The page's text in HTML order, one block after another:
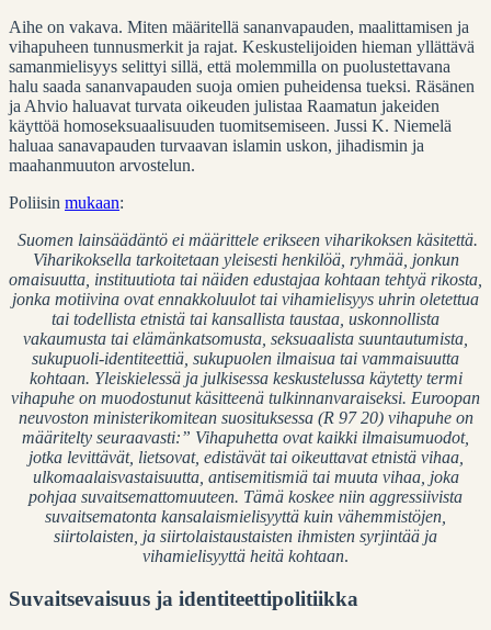
Aihe on vakava. Miten määritellä sananvapauden, maalittamisen ja
vihapuheen tunnusmerkit ja rajat. Keskustelijoiden hieman yllättävä
samanmielisyys selittyi sillä, että molemmilla on puolustettavana
halu saada sananvapauden suoja omien puheidensa tueksi. Räsänen
ja Ahvio haluavat turvata oikeuden julistaa Raamatun jakeiden
käyttöä homoseksuaalisuuden tuomitsemiseen. Jussi K. Niemelä
haluaa sanavapauden turvaavan islamin uskon, jihadismin ja
maahanmuuton arvostelun.
Poliisin mukaan:
Suomen lainsäädäntö ei määrittele erikseen viharikoksen käsitettä.
Viharikoksella tarkoitetaan yleisesti henkilöä, ryhmää, jonkun
omaisuutta, instituutiota tai näiden edustajaa kohtaan tehtyä rikosta,
jonka motiivina ovat ennakkoluulot tai vihamielisyys uhrin oletettua
tai todellista etnistä tai kansallista taustaa, uskonnollista
vakaumusta tai elämänkatsomusta, seksuaalista suuntautumista,
sukupuoli-identiteettiä, sukupuolen ilmaisua tai vammaisuutta
kohtaan. Yleiskielessä ja julkisessa keskustelussa käytetty termi
vihapuhe on muodostunut käsitteenä tulkinnanvaraiseksi. Euroopan
neuvoston ministerikomitean suosituksessa (R 97 20) vihapuhe on
määritelty seuraavasti:” Vihapuhetta ovat kaikki ilmaisumuodot,
jotka levittävät, lietsovat, edistävät tai oikeuttavat etnistä vihaa,
ulkomaalaisvastaisuutta, antisemitismiä tai muuta vihaa, joka
pohjaa suvaitsemattomuuteen. Tämä koskee niin aggressiivista
suvaitsematonta kansalaismielisyyttä kuin vähemmistöjen,
siirtolaisten, ja siirtolaistaustaisten ihmisten syrjintää ja
vihamielisyyttä heitä kohtaan.
Suvaitsevaisuus ja identiteettipolitiikka